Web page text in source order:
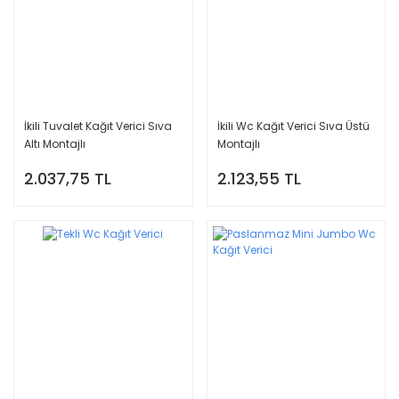
İkili Tuvalet Kağıt Verici Sıva
Altı Montajlı
2.037,75 TL
İkili Wc Kağıt Verici Sıva Üstü
Montajlı
2.123,55 TL